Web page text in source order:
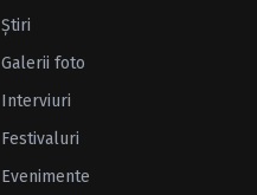
Ştiri
Galerii foto
Interviuri
Festivaluri
Evenimente